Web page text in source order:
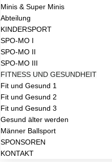
Minis & Super Minis
Abteilung
KINDERSPORT
SPO-MO I
SPO-MO II
SPO-MO III
FITNESS UND GESUNDHEIT
Fit und Gesund 1
Fit und Gesund 2
Fit und Gesund 3
Gesund älter werden
Männer Ballsport
SPONSOREN
KONTAKT